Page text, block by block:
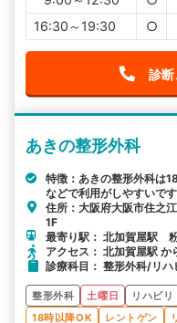
16:30～19:30
○
診
あきの整形外科
特徴：あきの整形外科は
などで利用がしやすいです
住所：大阪府大阪市住之
1F
最寄り駅： 北加賀屋駅
アクセス： 北加賀屋駅 か
診療科目： 整形外科/リ
整形外科 土曜日 リハビリ
18時以降OK
レントゲン